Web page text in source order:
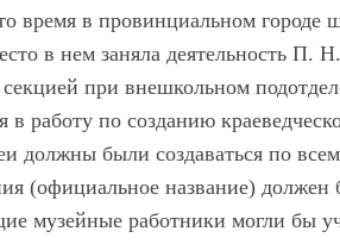
время в провинциальном городе
в нем заняла деятельность П.
при внешкольном
в работу по созданию
должны были создаваться по
(официальное название)
музейные работники могли бы